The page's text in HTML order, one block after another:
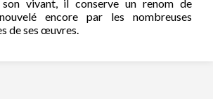
son vivant, il conserve un renom de
encore par les nombreuses
de ses œuvres.